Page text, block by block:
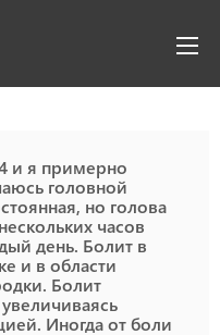
и я примерно
головной
но голова
часов
день. Болит в
и в области
Болит
Иногда от боли